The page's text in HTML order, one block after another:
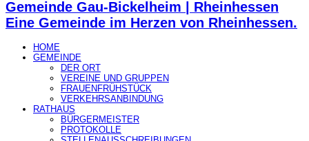
Gemeinde Gau-Bickelheim | Rheinhessen
Eine Gemeinde im Herzen von Rheinhessen.
HOME
GEMEINDE
DER ORT
VEREINE UND GRUPPEN
FRAUENFRÜHSTÜCK
VERKEHRSANBINDUNG
RATHAUS
BÜRGERMEISTER
PROTOKOLLE